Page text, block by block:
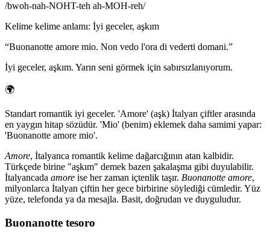
/bwoh-nah-NOHT-teh ah-MOH-reh/
Kelime kelime anlamı: İyi geceler, aşkım
“Buonanotte amore mio. Non vedo l'ora di vederti domani.”
İyi geceler, aşkım. Yarın seni görmek için sabırsızlanıyorum.
🌍
Standart romantik iyi geceler. 'Amore' (aşk) İtalyan çiftler arasında
en yaygın hitap sözüdür. 'Mio' (benim) eklemek daha samimi yapar:
'Buonanotte amore mio'.
Amore, İtalyanca romantik kelime dağarcığının atan kalbidir.
Türkçede birine "aşkım" demek bazen şakalaşma gibi duyulabilir.
İtalyancada amore ise her zaman içtenlik taşır. Buonanotte amore,
milyonlarca İtalyan çiftin her gece birbirine söylediği cümledir. Yüz
yüze, telefonda ya da mesajla. Basit, doğrudan ve duyguludur.
Buonanotte tesoro